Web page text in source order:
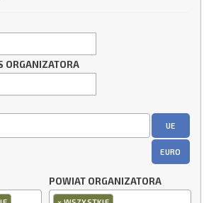
ORGANIZATORA
UE
EURO
POWIAT ORGANIZATORA